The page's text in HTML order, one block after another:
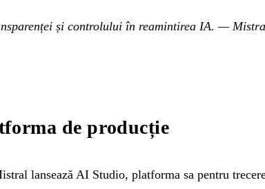
și controlului în reamintirea IA. —
de producție
lansează AI Studio, platforma sa pentru